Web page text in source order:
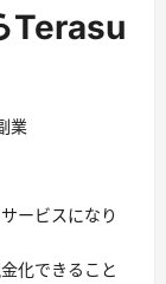
Terasu
業
ービスになり
化できること